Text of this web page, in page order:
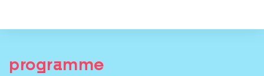
programme